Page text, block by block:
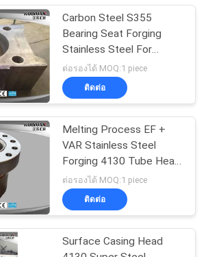
Cylinder
Treatment
Carbon Steel S355
Bearing Seat Forging
Stainless Steel For
Rolling Mills
ต่อรองได้ MOQ:1 piece
ติดต่อ
Melting Process EF +
VAR Stainless Steel
Forging 4130 Tube Head
Stone
ต่อรองได้ MOQ:1 piece
ติดต่อ
Surface Casing Head